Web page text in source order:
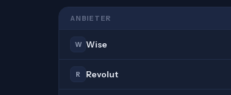
ANBIETER
W Wise
R Revolut